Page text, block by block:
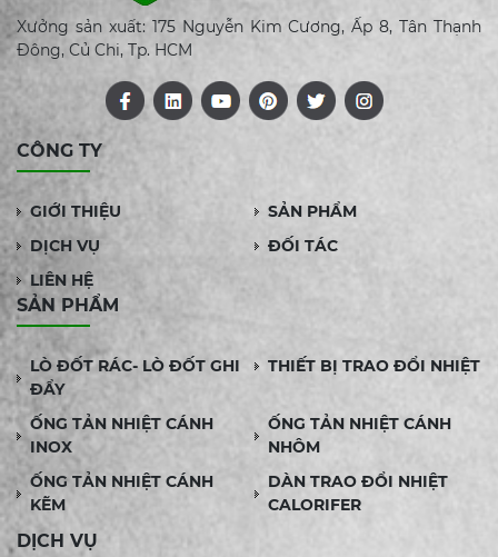
Xưởng sản xuất: 175 Nguyễn Kim Cương, Ấp 8, Tân Thạnh
Đông, Củ Chi, Tp. HCM
CÔNG TY
GIỚI THIỆU
SẢN PHẨM
DỊCH VỤ
ĐỐI TÁC
LIÊN HỆ
SẢN PHẨM
LÒ ĐỐT RÁC- LÒ ĐỐT GHI
ĐẨY
THIẾT BỊ TRAO ĐỔI NHIỆT
ỐNG TẢN NHIỆT CÁNH
INOX
ỐNG TẢN NHIỆT CÁNH
NHÔM
ỐNG TẢN NHIỆT CÁNH
KẼM
DÀN TRAO ĐỔI NHIỆT
CALORIFER
DỊCH VỤ